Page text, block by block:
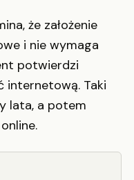
że założenie
i nie wymaga
potwierdzi
internetową. Taki
lata, a potem